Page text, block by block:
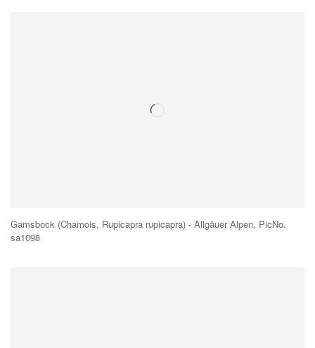
Gamsbock (Chamois, Rupicapra rupicapra) - Allgäuer Alpen, PicNo.
sa1098